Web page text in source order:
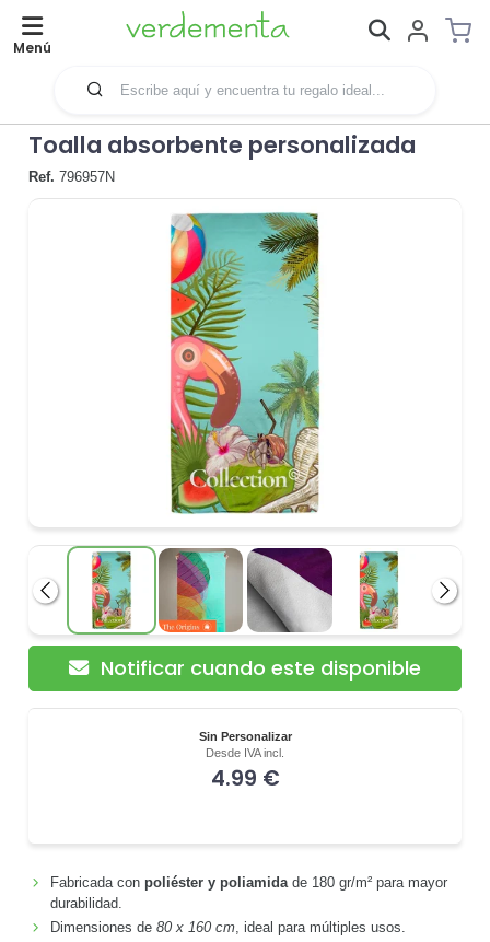
Menú
Toalla absorbente personalizada
Ref. 796957N
Anterior
Sin Personalizar
Desde IVA incl.
4.99 €
Notificar cuando este disponible
Fabricada con poliéster y poliamidade 180 gr/m² para mayor
durabilidad.
Dimensiones de 80 x 160 cm, ideal para múltiples usos.